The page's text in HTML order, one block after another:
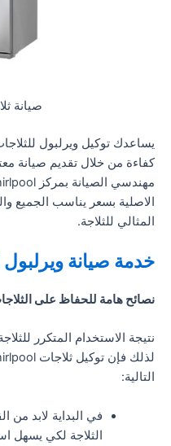
صيانة
يساعدك توكيل ويرلبول
كفاءة من خلال تقديم صيانة
الاصلية بسعر يناسب الجميع
المثالي للثلاجة.
خدمة صيانة ويرلبول
نصائح هامة للحفاظ على
نتيجة الاستخدام المتكرر
التالية:
في البداية لابد من
الثلاجة لكي يسهل